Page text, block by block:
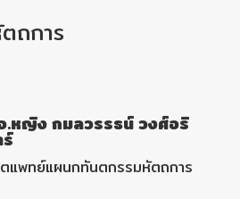
ถการ
.หญิง กมลวรรธน์ วงศ์อริ
แพทย์แผนกทันตกรรมหัตถการ